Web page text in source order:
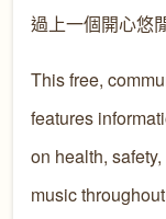
過上一個開心悠
This free,
features
on health,
music